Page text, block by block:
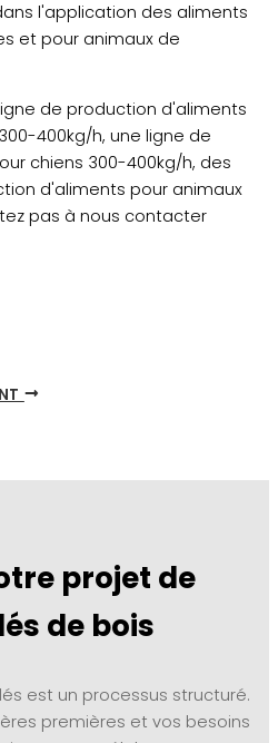
l'application des aliments
et pour animaux de
de production d'aliments
400kg/h, une ligne de
chiens 300-400kg/h, des
d'aliments pour animaux
pas à nous contacter
projet de
de bois
est un processus structuré.
premières et vos besoins